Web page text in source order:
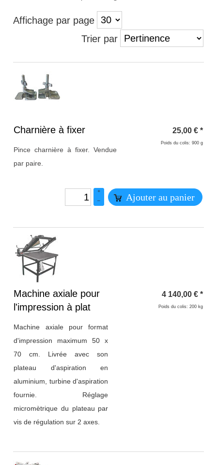
Affichage par page
Trier par
Titre 1
Charnière à fixer
Pince charnière à fixer. Vendue
par paire.
25,00 € *
Poids du colis: 900 g
+
–
Ajouter au panier
Titre 1
Machine axiale pour
l'impression à plat
Machine axiale pour format
d'impression maximum 50 x
70 cm. Livrée avec son
plateau d'aspiration en
aluminium, turbine d'aspiration
fournie. Réglage
micromètrique du plateau par
vis de régulation sur 2 axes.
4 140,00 € *
Poids du colis: 200 kg